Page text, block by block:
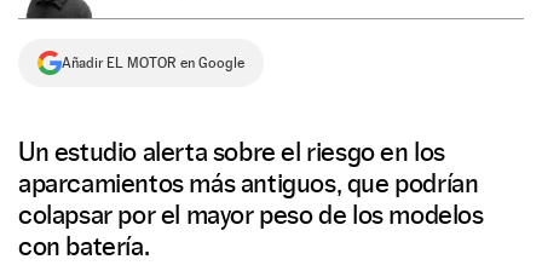
Añadir EL MOTOR en Google
Un estudio alerta sobre el riesgo en los
aparcamientos más antiguos, que podrían
colapsar por el mayor peso de los modelos
con batería.